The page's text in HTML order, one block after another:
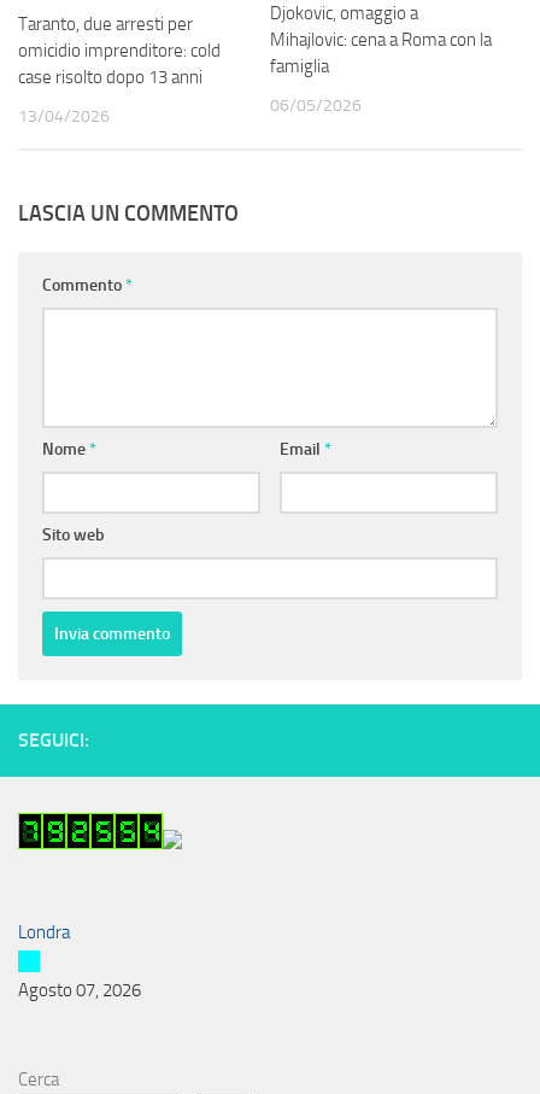
Taranto, due arresti per
omicidio imprenditore: cold
case risolto dopo 13 anni
13/04/2026
Djokovic, omaggio a
Mihajlovic: cena a Roma con la
famiglia
06/05/2026
LASCIA UN COMMENTO
Commento*
Nome* Email *
Sito web
SEGUICI:
Londra
Agosto 07, 2026
Cerca